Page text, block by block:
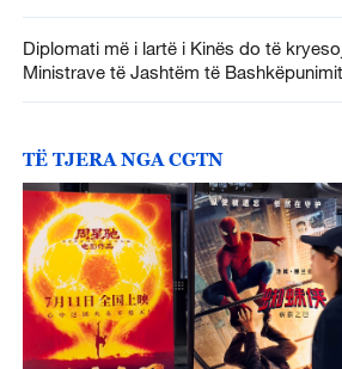
Diplomati më i lartë i Kinës do të
Ministrave të Jashtëm të
TË TJERA NGA CGTN